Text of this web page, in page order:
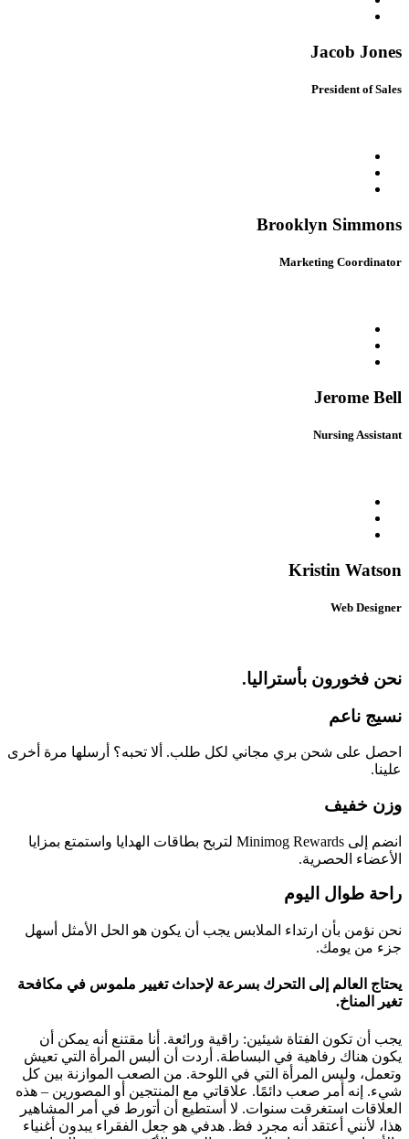
Jacob Jones
President of Sales
Brooklyn Simmons
Marketing Coordinator
Jerome Bell
Nursing Assistant
Kristin Watson
Web Designer
نحن فخورون بأستراليا.
نسيج ناعم
احصل على شحن بري مجاني لكل طلب. ألا تحبه؟ أرسلها مرة أخرى
علينا.
وزن خفيف
انضم إلى Minimog Rewards لتربح بطاقات الهدايا واستمتع بمزايا
الأعضاء الحصرية.
راحة طوال اليوم
نحن نؤمن بأن ارتداء الملابس يجب أن يكون هو الحل الأمثل أسهل
جزء من يومك.
يحتاج العالم إلى التحرك بسرعة لإحداث تغيير ملموس في مكافحة
تغير المناخ.
يجب أن تكون الفتاة شيئين: راقية ورائعة. أنا مقتنع أنه يمكن أن
يكون هناك رفاهية في البساطة. أردت أن ألبس المرأة التي تعيش
وتعمل، وليس المرأة التي في اللوحة. من الصعب الموازنة بين كل
شيء. إنه أمر صعب دائمًا. علاقاتي مع المنتجين أو المصورين – هذه
العلاقات استغرقت سنوات. لا أستطيع أن أتورط في أمر المشاهير
هذا، لأنني أعتقد أنه مجرد فظ. هدفي هو جعل الفقراء يبدون أغنياء